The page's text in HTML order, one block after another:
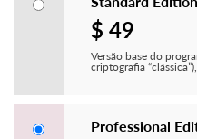
$ 49
Versão base do
criptografia
Professional